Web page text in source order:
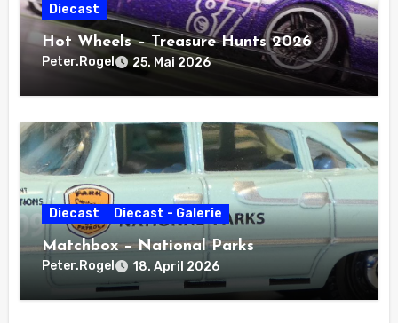
Diecast
Hot Wheels – Treasure Hunts 2026
Peter.Rogel 25. Mai 2026
Diecast Diecast - Galerie
Matchbox – National Parks
Peter.Rogel 18. April 2026